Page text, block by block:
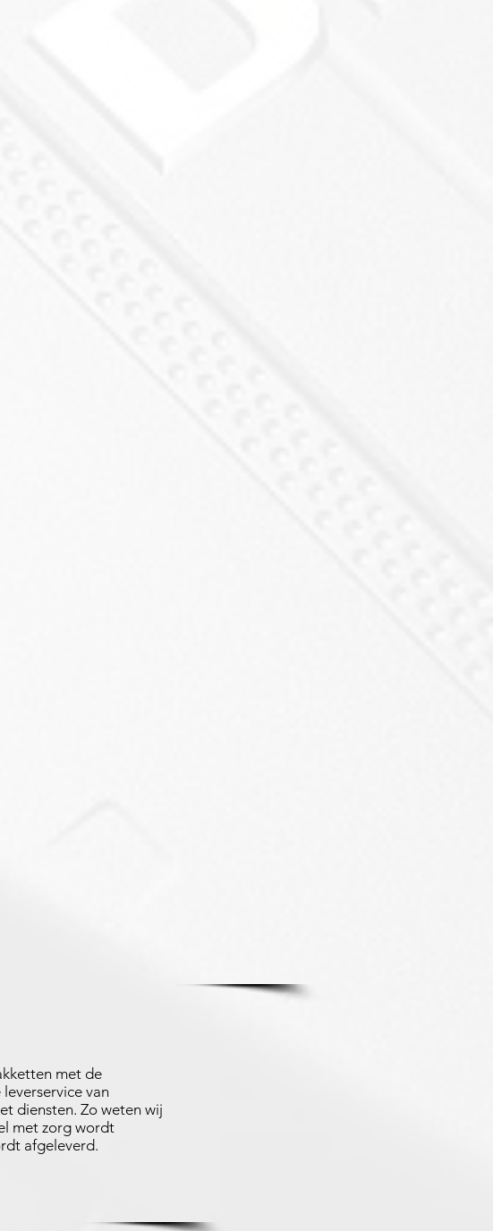
met de
van
diensten. Zo weten wij
met zorg wordt
afgeleverd.